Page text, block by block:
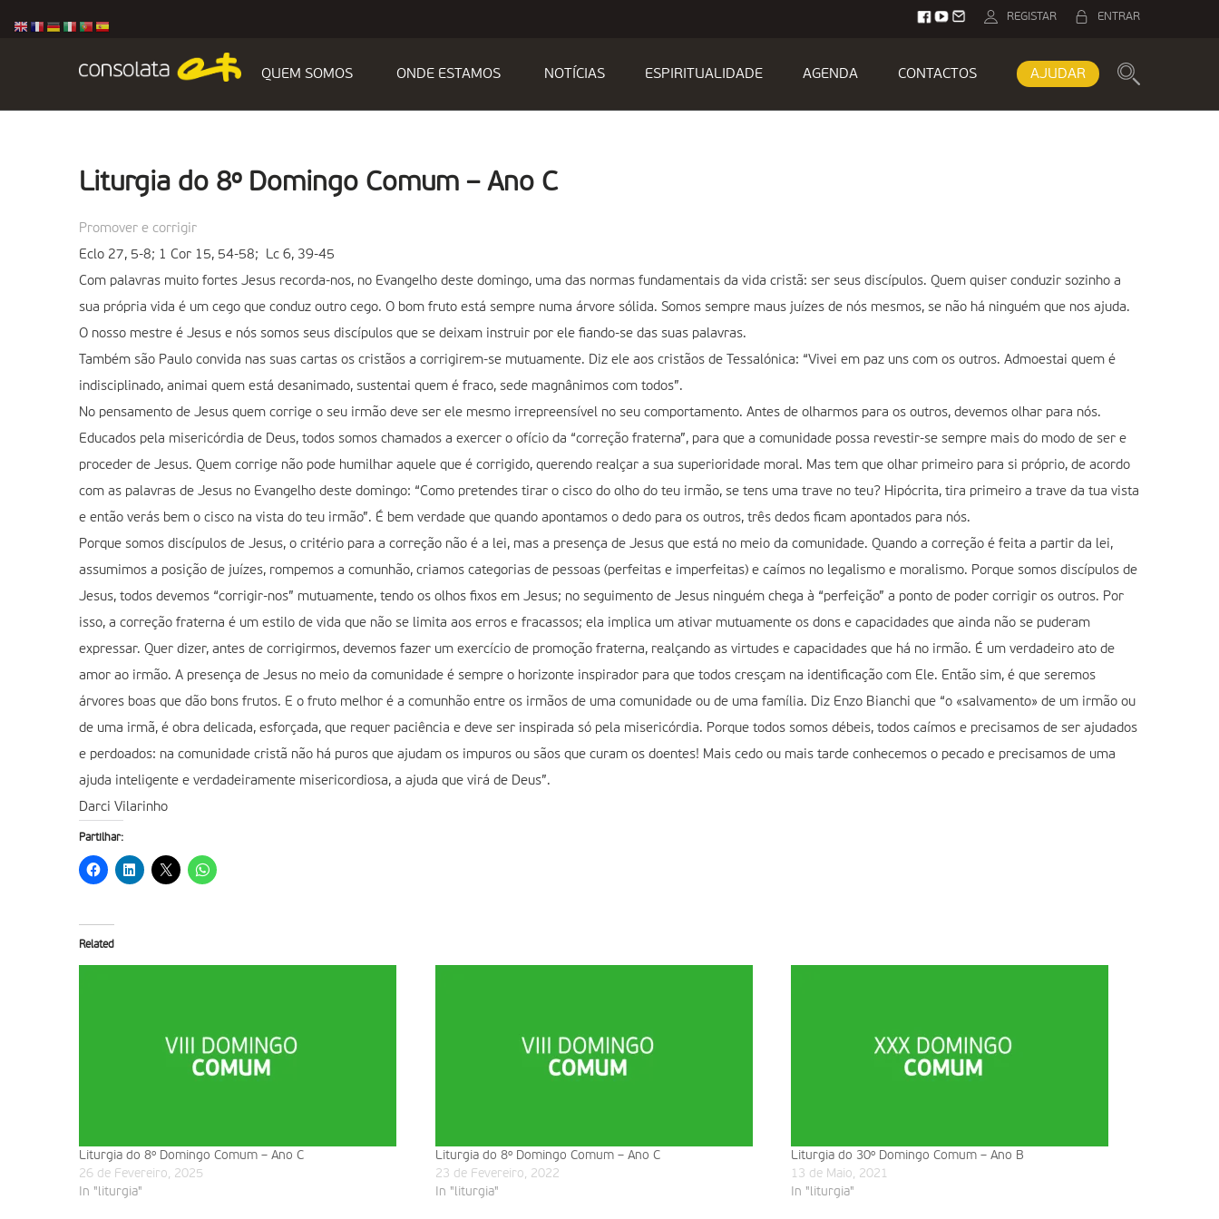
ENTRAR
REGISTAR
QUEM SOMOS ONDE ESTAMOS NOTÍCIAS ESPIRITUALIDADE AGENDA CONTACTOS AJUDAR
Liturgia do 8º Domingo Comum – Ano C
Promover e corrigir
Eclo 27, 5-8; 1 Cor 15, 54-58; Lc 6, 39-45
Com palavras muito fortes Jesus recorda-nos, no Evangelho deste domingo, uma das normas fundamentais da vida cristã: ser seus discípulos. Quem quiser conduzir sozinho a
sua própria vida é um cego que conduz outro cego. O bom fruto está sempre numa árvore sólida. Somos sempre maus juízes de nós mesmos, se não há ninguém que nos ajuda.
O nosso mestre é Jesus e nós somos seus discípulos que se deixam instruir por ele fiando-se das suas palavras.
Também são Paulo convida nas suas cartas os cristãos a corrigirem-se mutuamente. Diz ele aos cristãos de Tessalónica: “Vivei em paz uns com os outros. Admoestai quem é
indisciplinado, animai quem está desanimado, sustentai quem é fraco, sede magnânimos com todos”.
No pensamento de Jesus quem corrige o seu irmão deve ser ele mesmo irrepreensível no seu comportamento. Antes de olharmos para os outros, devemos olhar para nós.
Educados pela misericórdia de Deus, todos somos chamados a exercer o ofício da “correção fraterna”, para que a comunidade possa revestir-se sempre mais do modo de ser e
proceder de Jesus. Quem corrige não pode humilhar aquele que é corrigido, querendo realçar a sua superioridade moral. Mas tem que olhar primeiro para si próprio, de acordo
com as palavras de Jesus no Evangelho deste domingo: “Como pretendes tirar o cisco do olho do teu irmão, se tens uma trave no teu? Hipócrita, tira primeiro a trave da tua vista
e então verás bem o cisco na vista do teu irmão”. É bem verdade que quando apontamos o dedo para os outros, três dedos ficam apontados para nós.
Porque somos discípulos de Jesus, o critério para a correção não é a lei, mas a presença de Jesus que está no meio da comunidade. Quando a correção é feita a partir da lei,
assumimos a posição de juízes, rompemos a comunhão, criamos categorias de pessoas (perfeitas e imperfeitas) e caímos no legalismo e moralismo. Porque somos discípulos de
Jesus, todos devemos “corrigir-nos” mutuamente, tendo os olhos fixos em Jesus; no seguimento de Jesus ninguém chega à “perfeição” a ponto de poder corrigir os outros. Por
isso, a correção fraterna é um estilo de vida que não se limita aos erros e fracassos; ela implica um ativar mutuamente os dons e capacidades que ainda não se puderam
expressar. Quer dizer, antes de corrigirmos, devemos fazer um exercício de promoção fraterna, realçando as virtudes e capacidades que há no irmão. É um verdadeiro ato de
amor ao irmão. A presença de Jesus no meio da comunidade é sempre o horizonte inspirador para que todos cresçam na identificação com Ele. Então sim, é que seremos
árvores boas que dão bons frutos. E o fruto melhor é a comunhão entre os irmãos de uma comunidade ou de uma família. Diz Enzo Bianchi que “o «salvamento» de um irmão ou
de uma irmã, é obra delicada, esforçada, que requer paciência e deve ser inspirada só pela misericórdia. Porque todos somos débeis, todos caímos e precisamos de ser ajudados
e perdoados: na comunidade cristã não há puros que ajudam os impuros ou sãos que curam os doentes! Mais cedo ou mais tarde conhecemos o pecado e precisamos de uma
ajuda inteligente e verdadeiramente misericordiosa, a ajuda que virá de Deus”.
Darci Vilarinho
Partilhar:
Related
Liturgia do 8º Domingo Comum – Ano C
26 de Fevereiro, 2025
In "liturgia"
Liturgia do 8º Domingo Comum – Ano C
23 de Fevereiro, 2022
In "liturgia"
Liturgia do 30º Domingo Comum – Ano B
13 de Maio, 2021
In "liturgia"